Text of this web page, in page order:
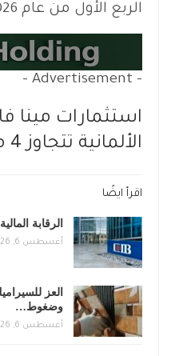
الربع الأول من عام 2026.
- Advertisement -
استثمارات مينا
الألمانية تتجاوز 4 مليارات جنيه
اقرأ ايضًا
الرقابة
أغسطس 6, 2026
العز
وضغوط…
أغسطس 6, 2026